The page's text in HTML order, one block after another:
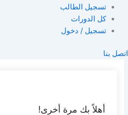
تسجيل الطالب
كل الدورات
تسجيل / دخول
اتصل بنا
أهلاً بك مرة أخرى!